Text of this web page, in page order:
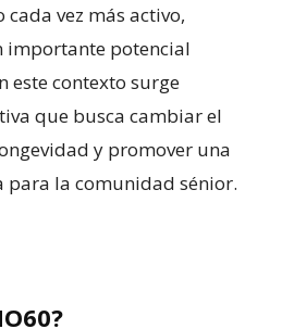
vez más activo,
importante potencial
este contexto surge
que busca cambiar el
y promover una
para la comunidad sénior.